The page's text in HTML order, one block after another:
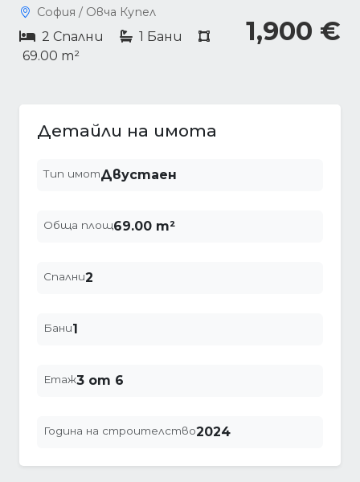
1,900 €
София / Овча Купел
2 Спални
1 Бани
69.00 m²
Детайли на имота
Тип имотДвустаен
Обща площ69.00 m²
Спални2
Бани1
Етаж3 от 6
Година на строителство2024